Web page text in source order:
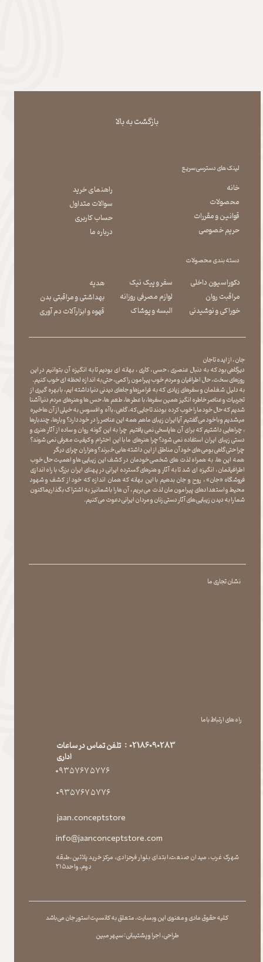
بازگشت به بالا
لینک های دسترسی سریع
دسته بندی محصولات
خانه
محصولات
قوانین و مقررات
حریم خصوصی
راهنمای خرید
سوالات متداول
حساب کاربری
درباره ما
دکوراسیون داخلی
مراقبت روان
​​​​​​​خوراکی و نوشیدنی
سفر و پیک نیک
لوازم مصرفی روزانه
​​​​​​​البسه و پوشاک
هدیه
بهداشتی و مراقبتی بدن
​​​​​​​قهوه و ابزارآلات دم آوری
نشان تجاری ما
جان ، از ایده تا جان
دیرگاهی بود که به دنبال عنصری ، حسی ، کاری ، بهانه ای بودیم تا به انگیزه آن بتوانیم در این
روزهای سخت ، حال اطرافیان و مردم خوب پیرامون را کمی ، حتی به اندازه لحظه ای خوب کنیم.
به دلیل شغلمان و سفرهای زیادی که به فرامرزها و جاهای دیدنی دنیا داشته ایم، با بهره گیری از
تجربیات و عناصر خاطره انگیز همین سفرها ، با عطر ها ، طعم ها ، حس ها و هنرهای مردم دنیا آشنا
شدیم که حال خود ما را خوب کرده بودند تا جایی که، گاهی ، با آه و افسوس به خیلی از آن ها خیره
میشدیم و با خود می گفتیم آیا ایران زیبای ما هم همه این عناصر را در خود دارد؟ و بارها ، چندبارها
، چراهایی داشتیم که برای آن ها پاسخی نمی یافتیم چرا به این گونه روان و ساده از آثار هنری و
دستی زیبای ایران استفاده نمی شود؟چرا هنرهای ما با این احترام و کیفیت معرفی نمی شوند؟
چرا حتی گاهی بومی های خود آن مناطق از این داشته ها بی خبرند؟و هزاران چرای دیگر
​​​​​​​ همه این ها، به همراه لذت های شخصی خودمان در کشف این زیبایی ها و اهمیت حال خوب
اطرافیانمان ، انگیزه ای شد تا به آثار و هنرهای گسترده ایرانی در پهنای ایران بزرگ با راه اندازی
فروشگاه «جان» ، روح و جان بدهیم با این بهانه که همان اندازه که خود از کشف و شهود
محیط و استعدادهای پیرامون مان لذت می بریم ، آن ها را با شما نیز به اشتراک بگذاریماکنون
شما را به دیدن زیبایی های آثار دستی زنان و مردان ایرانی دعوت می کنیم.
راه های ارتباط با ما
کلیه حقوق مادی و معنوی این وبسایت ، متعلق به کانسپت استور جان می باشد
طراحی ، اجرا و پشتیبانی : سپهر مبین
02186090283 : تلفن تماس در ساعات
اداری
۰۹۳۵۷۶۷۵۷۷۶
۰۹۳۵۷۶۷۵۷۷۶
jaan.conceptstore
info@jaanconceptstore.com
شهرک غرب، میدان صنعت،ابتدای بلوار فرحزادی، مرکز خرید پلاتین،طبقه
دوم،واحد۲۱۵